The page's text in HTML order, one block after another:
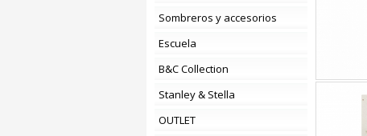
Sombreros y accesorios
Escuela
B&C Collection
Stanley & Stella
OUTLET